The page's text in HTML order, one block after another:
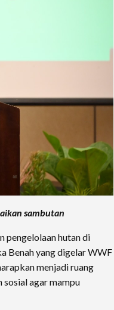
sambutan
pengelolaan hutan di
Benah yang digelar WWF
menjadi ruang
sosial agar mampu